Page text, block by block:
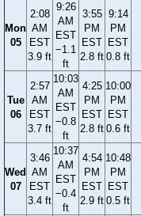
Mon
05
2:08
AM
EST
3.9 ft
9:26
AM
EST
−1.1
ft
3:55
PM
EST
2.8 ft
9:14
PM
EST
0.8 ft
Tue
06
2:57
AM
EST
3.7 ft
10:03
AM
EST
−0.8
ft
4:25
PM
EST
2.8 ft
10:00
PM
EST
0.6 ft
Wed
07
3:46
AM
EST
3.4 ft
10:37
AM
EST
−0.4
ft
4:54
PM
EST
2.9 ft
10:48
PM
EST
0.5 ft